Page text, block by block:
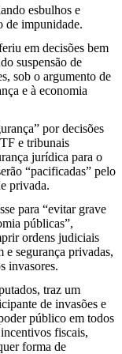
esbulhos e
de impunidade.
em decisões bem
suspensão de
sob o argumento de
e à economia
por decisões
e tribunais
jurídica para o
“pacificadas” pelo
privada.
para “evitar grave
públicas”,
ordens judiciais
e segurança privadas,
invasores.
traz um
de invasões e
público em todos
fiscais,
forma de